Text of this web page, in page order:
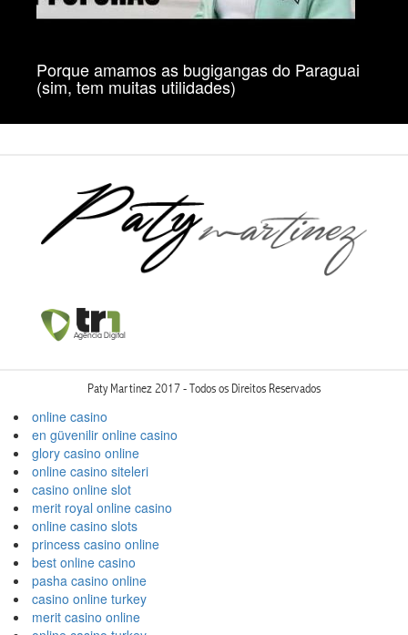
Porque amamos as bugigangas do Paraguai
(sim, tem muitas utilidades)
Paty Martinez 2017 - Todos os Direitos Reservados
online casino
en güvenilir online casino
glory casino online
online casino siteleri
casino online slot
merit royal online casino
online casino slots
princess casino online
best online casino
pasha casino online
casino online turkey
merit casino online